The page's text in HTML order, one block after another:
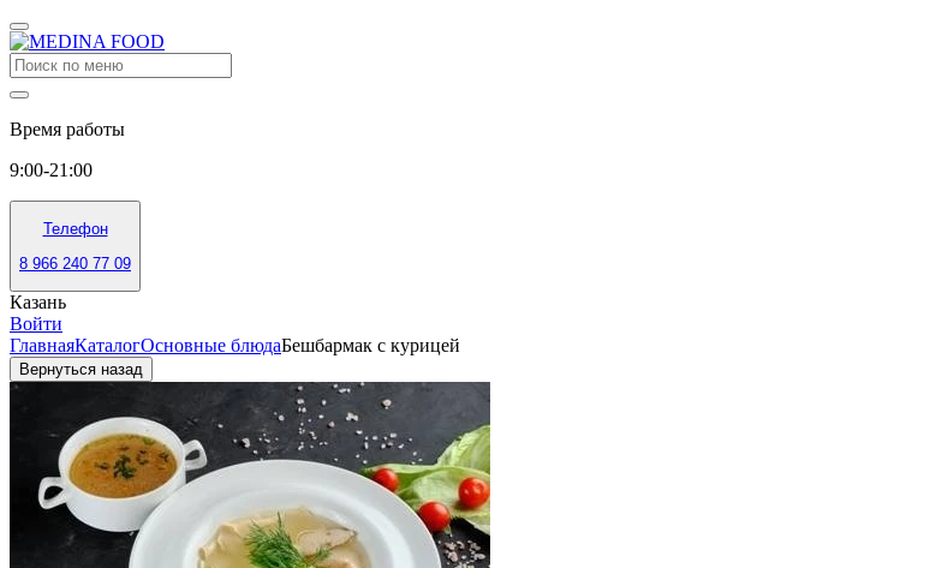
Время работы
9:00-21:00
Телефон
8 966 240 77 09
Казань
Войти
ГлавнаяКаталогОсновные блюдаБешбармак с курицей
Вернуться назад